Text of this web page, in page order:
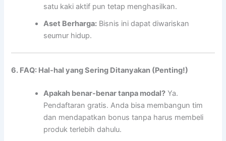
satu kaki aktif pun tetap menghasilkan.
Aset Berharga: Bisnis ini dapat diwariskan
seumur hidup.
6. FAQ: Hal-hal yang Sering Ditanyakan (Penting!)
Apakah benar-benar tanpa modal? Ya.
Pendaftaran gratis. Anda bisa membangun tim
dan mendapatkan bonus tanpa harus membeli
produk terlebih dahulu.